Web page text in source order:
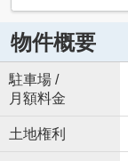
物件概要
駐車場 /
月額料金
土地権利